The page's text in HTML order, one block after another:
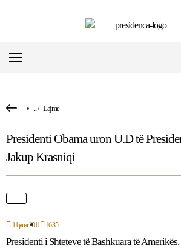
.../ Lajme
Presidenti Obama uron U.D të
Jakup Krasniqi
11 janar 2011 16:35
Presidenti i Shteteve të Bashkuara të